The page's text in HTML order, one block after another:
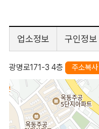
업소정보 구인정보
광명로171-3 4층 주소복사